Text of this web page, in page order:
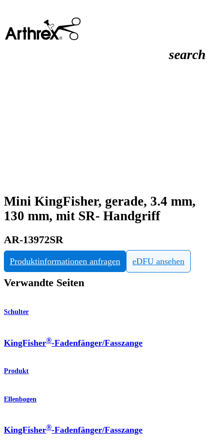
search
Mini KingFisher, gerade, 3.4 mm,
130 mm, mit SR- Handgriff
AR-13972SR
Produktinformationen anfragen eDFU ansehen
Verwandte Seiten
Schulter
KingFisher®-Fadenfänger/Fasszange
Produkt
Ellenbogen
KingFisher®-Fadenfänger/Fasszange